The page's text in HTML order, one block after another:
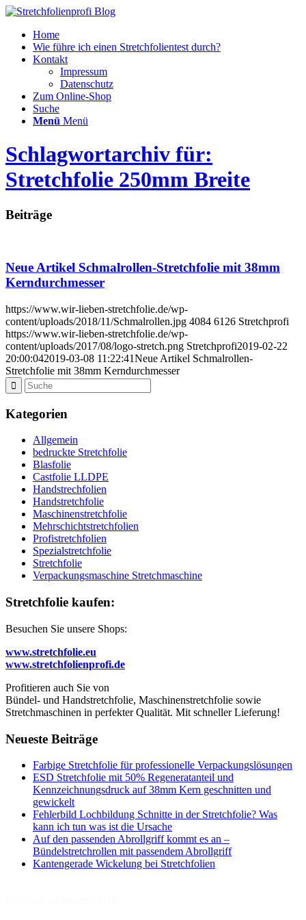
Home
Wie führe ich einen Stretchfolientest durch?
Kontakt
Impressum
Datenschutz
Zum Online-Shop
Suche
Menü Menü
Schlagwortarchiv für:
Stretchfolie 250mm Breite
Beiträge
Neue Artikel Schmalrollen-Stretchfolie mit 38mm
Kerndurchmesser
https://www.wir-lieben-stretchfolie.de/wp-
content/uploads/2018/11/Schmalrollen.jpg 4084 6126 Stretchprofi
https://www.wir-lieben-stretchfolie.de/wp-
content/uploads/2017/08/logo-stretch.png Stretchprofi2019-02-22
20:00:042019-03-08 11:22:41Neue Artikel Schmalrollen-
Stretchfolie mit 38mm Kerndurchmesser
Kategorien
Allgemein
bedruckte Stretchfolie
Blasfolie
Castfolie LLDPE
Handstrechfolien
Handstretchfolie
Maschinenstretchfolie
Mehrschichtstretchfolien
Profistretchfolien
Spezialstretchfolie
Stretchfolie
Verpackungsmaschine Stretchmaschine
Stretchfolie kaufen:
Besuchen Sie unsere Shops:
www.stretchfolie.eu
www.stretchfolienprofi.de
Profitieren auch Sie von
Bündel- und Handstretchfolie, Maschinenstretchfolie sowie
Stretchmaschinen in perfekter Qualität. Mit schneller Lieferung!
Neueste Beiträge
Farbige Stretchfolie für professionelle Verpackungslösungen
ESD Stretchfolie mit 50% Regeneratanteil und
Kennzeichnungsdruck auf 38mm Kern geschnitten und
gewickelt
Fehlerbild Lochbildung Schnitte in der Stretchfolie? Was
kann ich tun was ist die Ursache
Auf den passenden Abrollgriff kommt es an –
Bündelstretchrollen mit passendem Abrollgriff
Kantengerade Wickelung bei Stretchfolien